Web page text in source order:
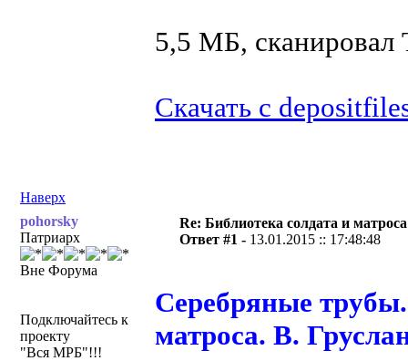
5,5 МБ, сканировал
Скачать с
Наверх
pohorsky
Патриарх
Вне Форума
Подключайтесь к
проекту
"Вся МРБ"!!!
Re: Библиотека солдата и
Ответ #1 - 13.01.2015 :: 17:48:48
Серебряные
матроса. В.